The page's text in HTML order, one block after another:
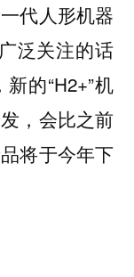
代人形机器
泛关注的话
的“H2+”机
，会比之前
将于今年下